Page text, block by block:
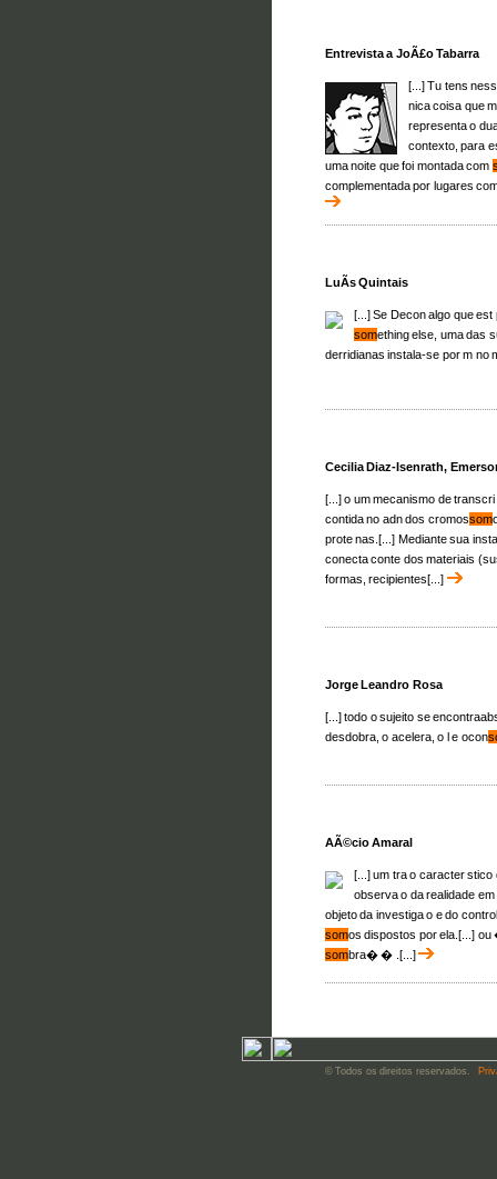
Entrevista a JoÃ£o Tabarra
[...] Tu tens
nica coisa que
representa o
contexto, para
uma noite que foi montada com
complementada por lugares
LuÃ­s Quintais
[...] Se Decon algo que
something else, uma das
derridianas instala-se por m no
Cecilia Diaz-Isenrath,
[...] o um mecanismo de
contida no adn dos cromossom
prote nas.[...] Mediante sua
conecta conte dos materiais
formas, recipientes[...]
Jorge Leandro Rosa
[...] todo o sujeito se
desdobra, o acelera, o l e ocon
AÃ©cio Amaral
[...] um tra o caracter stico
observa o da realidade
objeto da investiga o e do
somos dispostos por ela.[...]
sombra� � .[...]
© Todos os direitos reservados.